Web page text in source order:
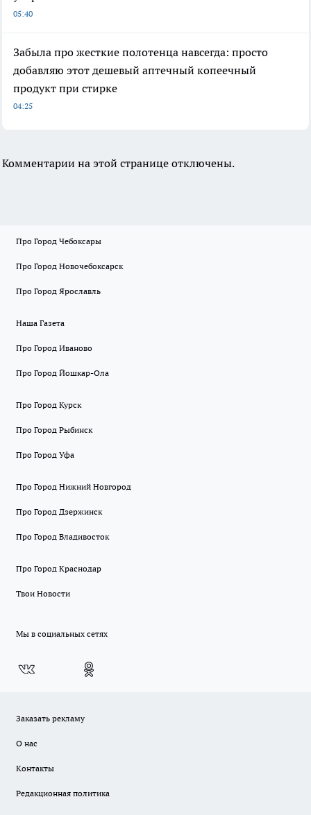
05:40
Забыла про жесткие полотенца навсегда: просто
добавляю этот дешевый аптечный копеечный
продукт при стирке
04:25
Комментарии на этой странице отключены.
Про Город Чебоксары
Про Город Новочебоксарск
Про Город Ярославль
Наша Газета
Про Город Иваново
Про Город Йошкар-Ола
Про Город Курск
Про Город Рыбинск
Про Город Уфа
Про Город Нижний Новгород
Про Город Дзержинск
Про Город Владивосток
Про Город Краснодар
Твои Новости
Мы в социальных сетях
Заказать рекламу
О нас
Контакты
Редакционная политика